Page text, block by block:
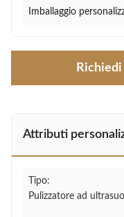
Imballaggio
Attributi
Tipo:
Pulizzatore ad